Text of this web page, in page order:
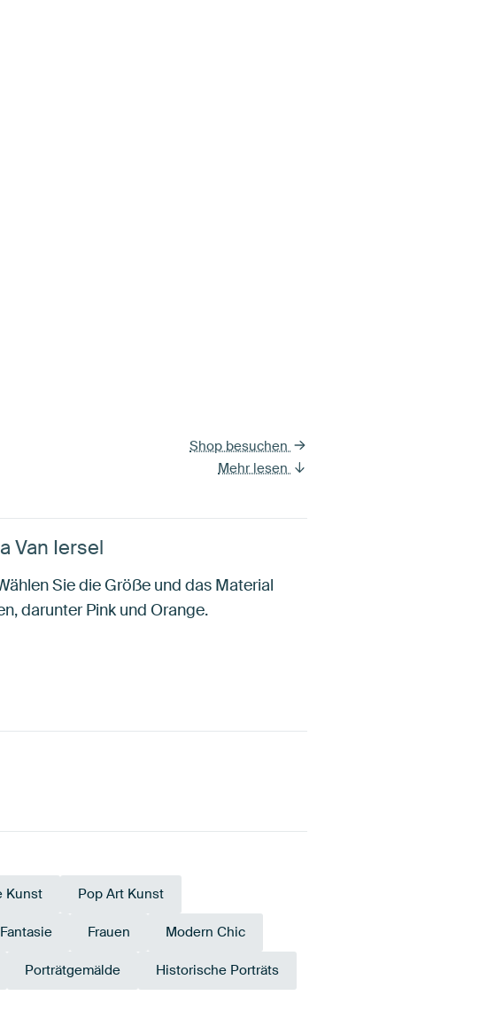
Shop besuchen
Mehr lesen
Van Iersel
Sie die Größe und das Material
darunter Pink und Orange.
Kunst Pop Art Kunst
Fantasie Frauen Modern Chic
Porträtgemälde Historische Porträts